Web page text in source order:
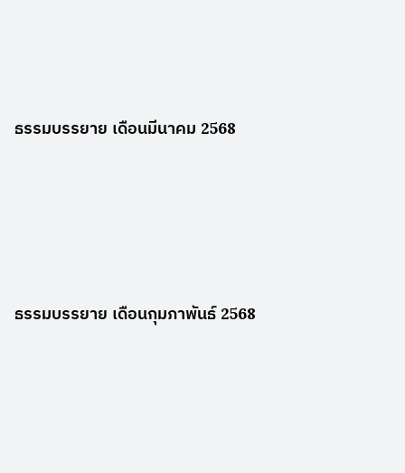
ธรรมบรรยาย เดือนมีนาคม 2568
ธรรมบรรยาย เดือนกุมภาพันธ์ 2568